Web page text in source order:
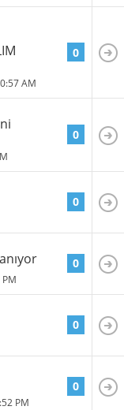
AM
0
0
0
0
0
PM
0